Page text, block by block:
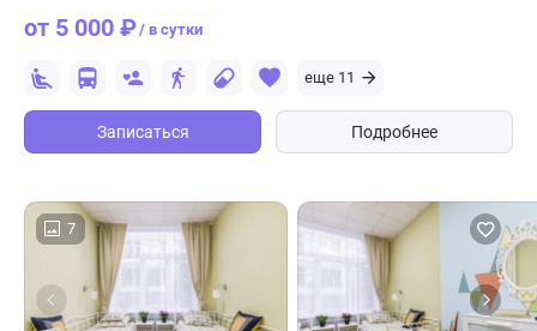
от 5 000 ₽/ в сутки
еще 11
Записаться Подробнее
7